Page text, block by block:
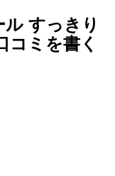
ル すっきり
コミを書く